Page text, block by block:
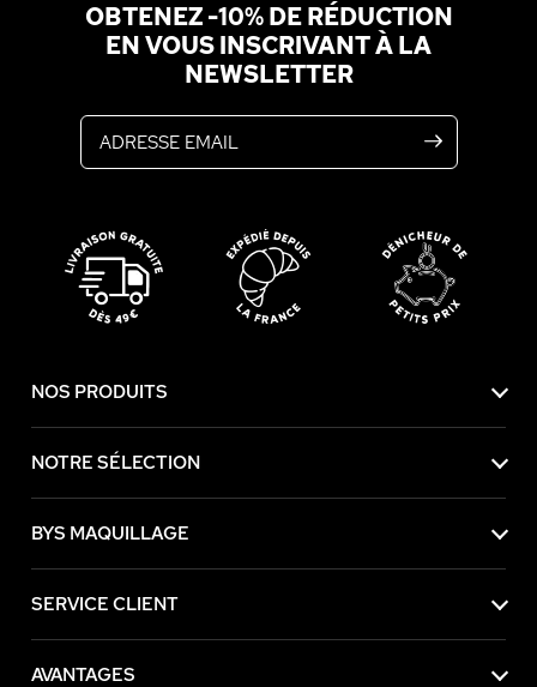
OBTENEZ -10% DE RÉDUCTION
EN VOUS INSCRIVANT À LA
NEWSLETTER
NOS PRODUITS
NOTRE SÉLECTION
BYS MAQUILLAGE
SERVICE CLIENT
AVANTAGES